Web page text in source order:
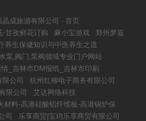
晶成旅游有限公司 - 首页
-甘孜鲜花订购
麻小宝游戏
郑州梦嘉
养生保健知识与中医养生之道
泵,阀门,泵阀领域专业门户网站
_吉林市DM报纸_吉林市印刷
限公司
杭州红柳电子商务有限公司
限公司
艾达网络科技
材料-高港硅酸铝纤维板-高港锅炉保
司
乐享商贸|宝鸡乐享商贸有限公司